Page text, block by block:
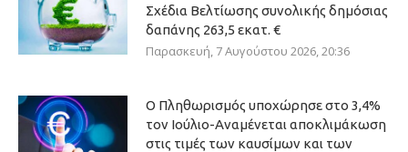
Σχέδια Βελτίωσης συνολικής δημόσιας
δαπάνης 263,5 εκατ. €
Παρασκευή, 7 Αυγούστου 2026, 20:36
Ο Πληθωρισμός υποχώρησε στο 3,4%
τον Ιούλιο-Αναμένεται αποκλιμάκωση
στις τιμές των καυσίμων και των